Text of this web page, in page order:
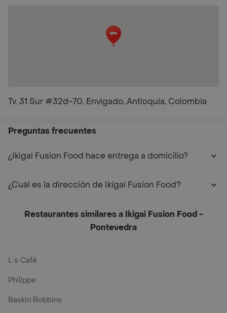
Tv. 31 Sur #32d-70, Envigado, Antioquia, Colombia
Preguntas frecuentes
¿Ikigai Fusion Food hace entrega a domicilio?
¿Cuál es la dirección de Ikigai Fusion Food?
Restaurantes similares a Ikigai Fusion Food -
Pontevedra
L´s Café
Philippe
Baskin Robbins